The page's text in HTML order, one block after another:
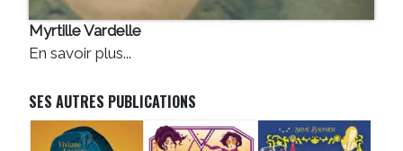
Myrtille Vardelle
En savoir plus...
SES AUTRES PUBLICATIONS